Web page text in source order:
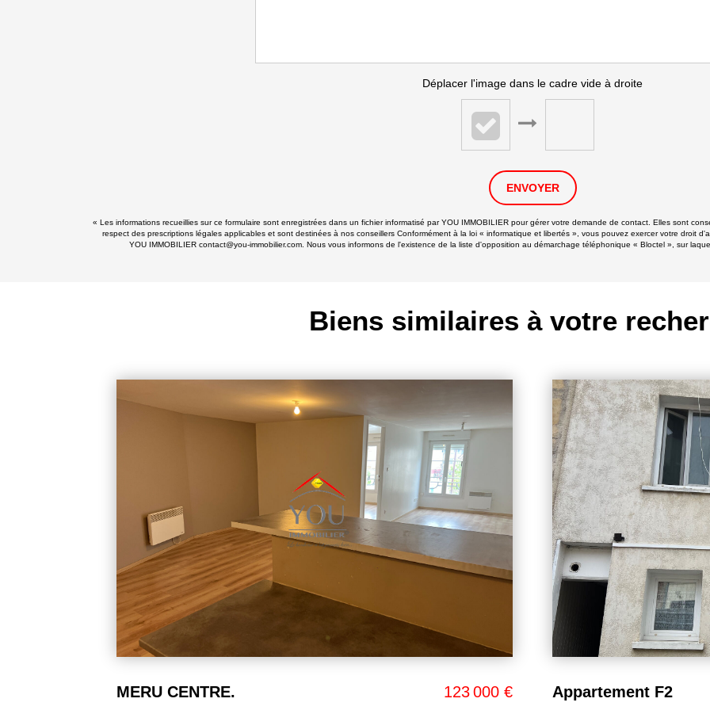
Déplacer l'image dans le cadre vide à droite
ENVOYER
« Les informations recueillies sur ce formulaire sont enregistrées dans un fichier informatisé par YOU IMMOBILIER pour gérer votre demande de contact. Elles sont
respect des prescriptions légales applicables et sont destinées à nos conseillers Conformément à la loi « informatique et libertés », vous pouvez exercer votre droit
YOU IMMOBILIER contact@you-immobilier.com. Nous vous informons de l'existence de la liste d'opposition au démarchage téléphonique « Bloctel », sur
Biens similaires à votre
Appartement F2 79 000 € MERU CENTRE.